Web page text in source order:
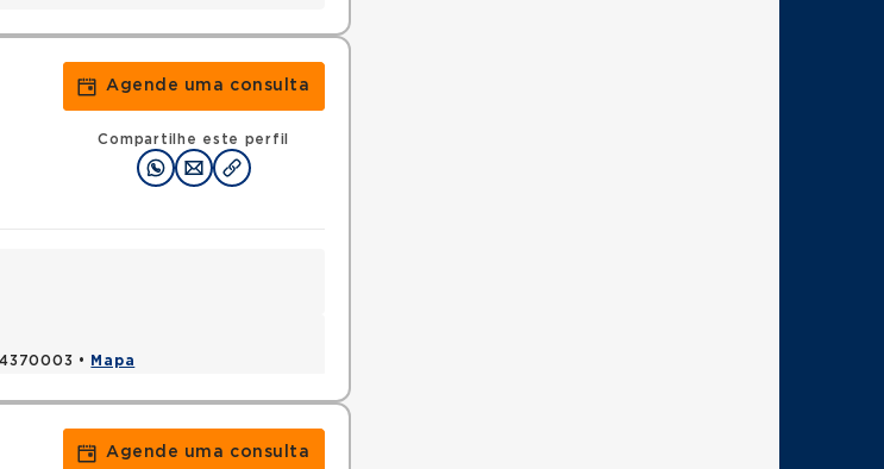
Agende uma consulta
Compartilhe este perfil
• Mapa
Agende uma consulta